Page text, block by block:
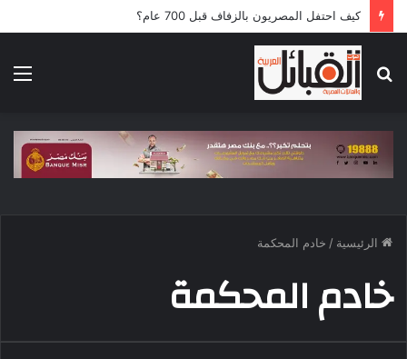
كيف احتفل المصريون بالزفاف قبل 700 عام؟
عن
الرئيسية / خادم المحكمة
خادم المحكمة